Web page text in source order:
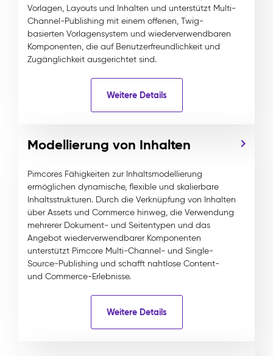
Vorlagen, Layouts und Inhalten und unterstützt Multi-
Channel-Publishing mit einem offenen, Twig-
basierten Vorlagensystem und wiederverwendbaren
Komponenten, die auf Benutzerfreundlichkeit und
Zugänglichkeit ausgerichtet sind.
Weitere Details
Modellierung von Inhalten
Pimcores Fähigkeiten zur Inhaltsmodellierung
ermöglichen dynamische, flexible und skalierbare
Inhaltsstrukturen. Durch die Verknüpfung von Inhalten
über Assets und Commerce hinweg, die Verwendung
mehrerer Dokument- und Seitentypen und das
Angebot wiederverwendbarer Komponenten
unterstützt Pimcore Multi-Channel- und Single-
Source-Publishing und schafft nahtlose Content-
und Commerce-Erlebnisse.
Weitere Details